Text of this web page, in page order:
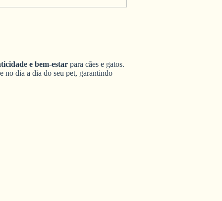
e bem-estarpara cães e gatos.
no dia a dia do seu pet, garantindo